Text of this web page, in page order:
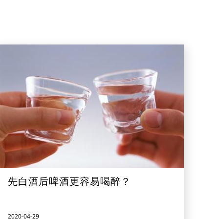
先白酒后啤酒更容易喝醉？
2020-04-29